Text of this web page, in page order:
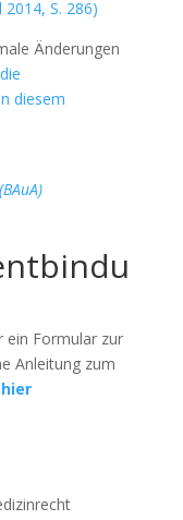
S. 286)
Änderungen
die
diesem
ein Formular zur
Anleitung zum